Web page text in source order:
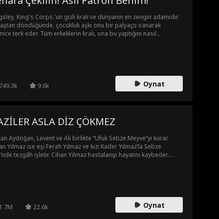
King's Corps.'un gizli kralı ve dünyanın en zengin adamıdır.
döndüğünde, çocukluk aşkı onu bir palyaço sanarak
terk eder. Tüm erkeklerin kralı, ona bu yaptığını nasıl
749.3k 9.6k Oynat
ASLA DİZ ÇÖKMEZ
Aydoğan, Levent ve Ali birlikte “Ufuk Sebze Meyve”yi kurar.
Yılmaz ise eşi Ferah Yılmaz ve kızı Kader Yılmaz’la Sebze
işletir. Cihan Yılmaz hastalanıp hayatını kaybeder.
Ferah’ı koruyunca Feyyaz Bey’in dikkatini çeker ve onun
durum kapanır. Şirket zor duruma düşse de Ferah ve
yardım eder. Ancak Doğan Soykan yine sorun çıkarır, Lütfü
1.7M 22.6k Oynat